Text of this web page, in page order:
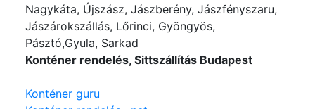
Nagykáta, Újszász, Jászberény, Jászfényszaru,
Jászárokszállás, Lőrinci, Gyöngyös,
Pásztó,Gyula, Sarkad
Konténer rendelés, Sittszállítás Budapest
Konténer guru